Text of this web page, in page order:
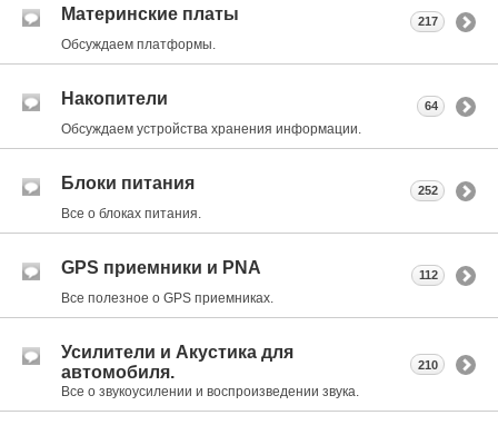
Материнские платы
Обсуждаем платформы.
217
Накопители
Обсуждаем устройства хранения информации.
64
Блоки питания
Все о блоках питания.
252
GPS приемники и PNA
Все полезное о GPS приемниках.
112
Усилители и Акустика для
автомобиля.
Все о звукоусилении и воспроизведении звука.
210